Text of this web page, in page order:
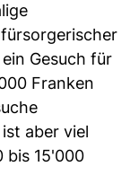
Gesuch für
Franken
aber viel
bis 15'000